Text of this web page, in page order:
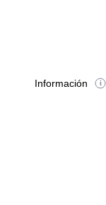
Información